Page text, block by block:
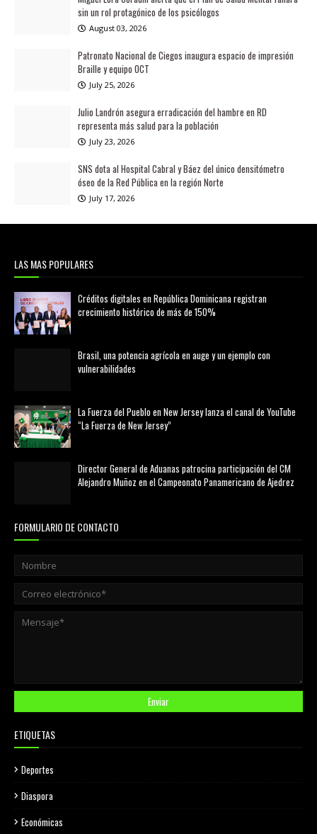
sin un rol protagónico de los psicólogos
August 03, 2026
Patronato Nacional de Ciegos inaugura espacio de impresión
Braille y equipo OCT
July 25, 2026
Julio Landrón asegura erradicación del hambre en RD
representa más salud para la población
July 23, 2026
SNS dota al Hospital Cabral y Báez del único densitómetro
óseo de la Red Pública en la región Norte
July 17, 2026
LAS MAS POPULARES
Créditos digitales en República Dominicana registran
crecimiento histórico de más de 150%
Brasil, una potencia agrícola en auge y un ejemplo con
vulnerabilidades
La Fuerza del Pueblo en New Jersey lanza el canal de YouTube
“La Fuerza de New Jersey”
Director General de Aduanas patrocina participación del CM
Alejandro Muñoz en el Campeonato Panamericano de Ajedrez
FORMULARIO DE CONTACTO
ETIQUETAS
Deportes
Diaspora
Económicas